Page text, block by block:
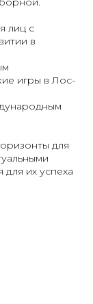
лиц с
в
игры в Лос-
для
их успеха